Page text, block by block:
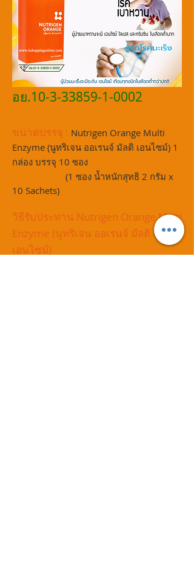
อย.10-3-33859-1-0002
ขนาดบรรจุ : Nutrigen Orange Multi
Enzyme (นูทริเจน ออเรนจ์ มัลติ เอนไซม์) 1
กล่อง บรรจุ 10 ซอง
(1 ซอง น้ำหนักสุทธิ 2 กรัม x
10 Sachets)
วิธีรับประทาน Nutrigen Orange Multi
Enzyme (นูทริเจน ออเรนจ์ มัลติ
เอนไซม์)